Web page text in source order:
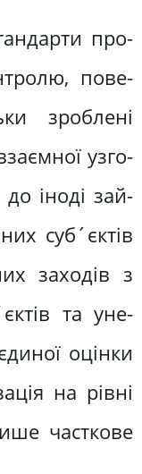
про­
пове­
зроблені
узго­
іноді зай­
суб´єктів
заходів з
та уне­
оцінки
на рівні
часткове